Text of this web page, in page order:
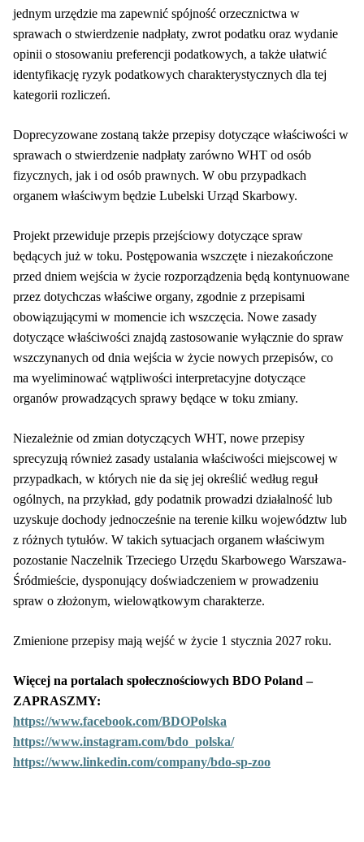
jednym urzędzie ma zapewnić spójność orzecznictwa w
sprawach o stwierdzenie nadpłaty, zwrot podatku oraz wydanie
opinii o stosowaniu preferencji podatkowych, a także ułatwić
identyfikację ryzyk podatkowych charakterystycznych dla tej
kategorii rozliczeń.
Doprecyzowane zostaną także przepisy dotyczące właściwości w
sprawach o stwierdzenie nadpłaty zarówno WHT od osób
fizycznych, jak i od osób prawnych. W obu przypadkach
organem właściwym będzie Lubelski Urząd Skarbowy.
Projekt przewiduje przepis przejściowy dotyczące spraw
będących już w toku. Postępowania wszczęte i niezakończone
przed dniem wejścia w życie rozporządzenia będą kontynuowane
przez dotychczas właściwe organy, zgodnie z przepisami
obowiązującymi w momencie ich wszczęcia. Nowe zasady
dotyczące właściwości znajdą zastosowanie wyłącznie do spraw
wszczynanych od dnia wejścia w życie nowych przepisów, co
ma wyeliminować wątpliwości interpretacyjne dotyczące
organów prowadzących sprawy będące w toku zmiany.
Niezależnie od zmian dotyczących WHT, nowe przepisy
sprecyzują również zasady ustalania właściwości miejscowej w
przypadkach, w których nie da się jej określić według reguł
ogólnych, na przykład, gdy podatnik prowadzi działalność lub
uzyskuje dochody jednocześnie na terenie kilku województw lub
z różnych tytułów. W takich sytuacjach organem właściwym
pozostanie Naczelnik Trzeciego Urzędu Skarbowego Warszawa-
Śródmieście, dysponujący doświadczeniem w prowadzeniu
spraw o złożonym, wielowątkowym charakterze.
Zmienione przepisy mają wejść w życie 1 stycznia 2027 roku.
Więcej na portalach społecznościowych BDO Poland –
ZAPRASZMY:
https://www.facebook.com/BDOPolska
https://www.instagram.com/bdo_polska/
https://www.linkedin.com/company/bdo-sp-zoo